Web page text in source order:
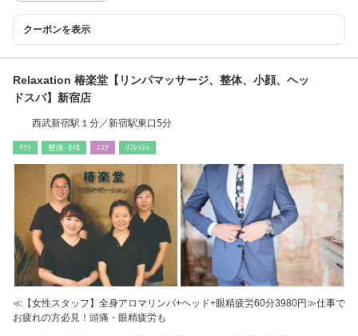
クーポンを表示
Relaxation 椿楽堂【リンパマッサージ、整体、小顔、ヘッ
ドスパ】新宿店
西武新宿駅１分／新宿駅東口5分
ﾘﾗｸ 整体･ｶｲﾛ ｴｽﾃ ﾘﾌﾚｯｼｭ
≪【女性スタッフ】全身アロマリンパ+ヘッド+眼精疲労60分3980円≫仕事で
お疲れの方必見！頭痛・眼精疲労も